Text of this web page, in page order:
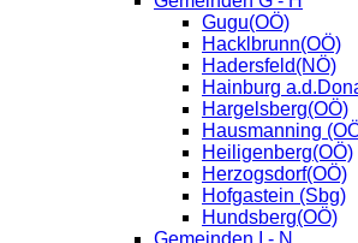
Gugu(OÖ)
Hacklbrunn(OÖ)
Hadersfeld(NÖ)
Hainburg
Hargelsberg(OÖ)
Hausmanning
Heiligenberg(OÖ)
Herzogsdorf(OÖ)
Hofgastein (Sbg)
Hundsberg(OÖ)
Gemeinden I - N